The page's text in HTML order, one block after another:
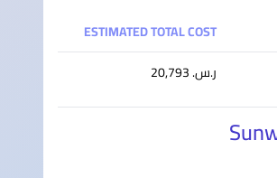
ESTIMATED TOTAL COST
ر.س.‏ 20,793